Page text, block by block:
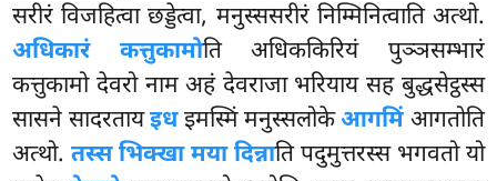
सरीरं विजहित्वा छड्डेत्वा, मनुस्ससरीरं निम्मिनित्वाति अत्थो.
अधिकारं कत्तुकामोति अधिककिरियं पुञ्ञसम्भारं
कत्तुकामो देवरो नाम अहं देवराजा भरियाय सह बुद्धसेट्ठस्स
सासने सादरतायइधइमस्मिं मनुस्सलोकेआगमिं आगतोति
अत्थो.तस्स भिक्खा मया दिन्नाति पदुमुत्तरस्स भगवतो यो